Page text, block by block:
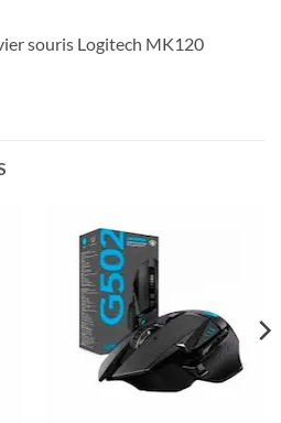
souris Logitech MK120